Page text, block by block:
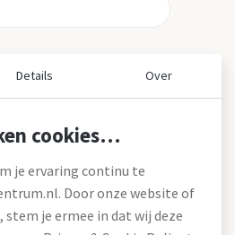
Details Over
cookies…
je ervaring continu te
Door onze website of
je ermee in dat wij deze